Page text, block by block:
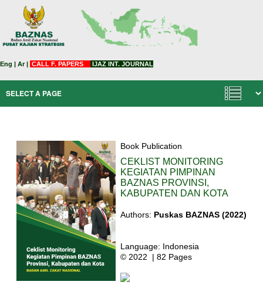
Eng | Ar| CALL F. PAPERS IJAZ INT. JOURNAL
Book Publication
CEKLIST MONITORING
KEGIATAN PIMPINAN
BAZNAS PROVINSI,
KABUPATEN DAN KOTA
Authors: Puskas BAZNAS (2022)
Language: Indonesia
© 2022 | 82 Pages